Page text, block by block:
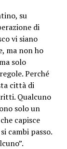
su
di
vi siano
ma non ho
solo
Perché
città di
Qualcuno
solo un
capisce
cambi passo.